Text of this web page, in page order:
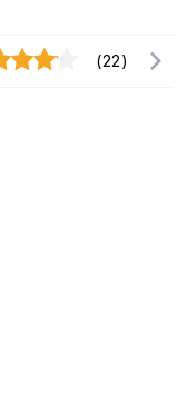
(22)